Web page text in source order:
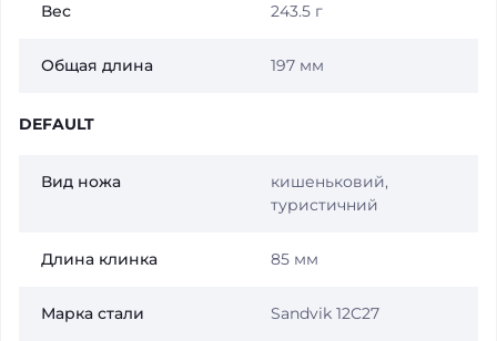
Вес 243.5 г
Общая длина 197 мм
DEFAULT
Вид ножа
кишеньковий,
туристичний
Длина клинка 85 мм
Марка стали Sandvik 12C27